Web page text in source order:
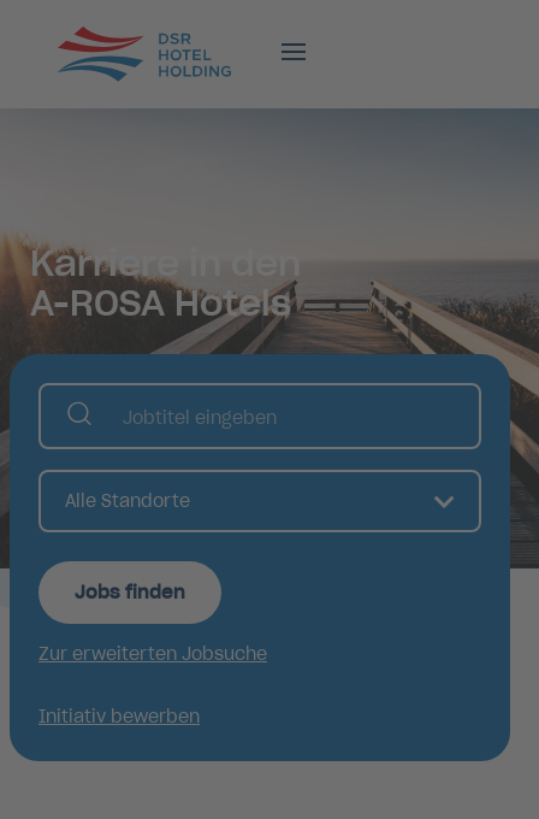
Karriere in den
A-ROSA Hotels
Alle Standorte
Jobs finden
Zur erweiterten Jobsuche
Initiativ bewerben